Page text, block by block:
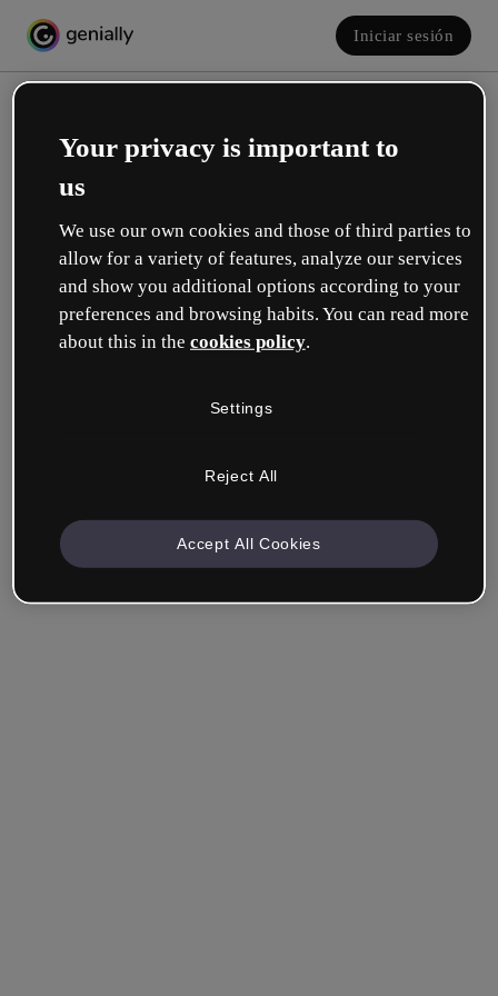
Iniciar sesión
Crea tu cuenta, ¡gratis!
¿Cuál describe mejor tu rol?
Trabajo en una escuela o universidad.
Empresa & Profesionales
Your privacy is important to
us
We use our own cookies and those of third parties to
allow for a variety of features, analyze our services
and show you additional options according to your
preferences and browsing habits. You can read more
about this in the cookies policy.
Settings
Reject All
Accept All Cookies